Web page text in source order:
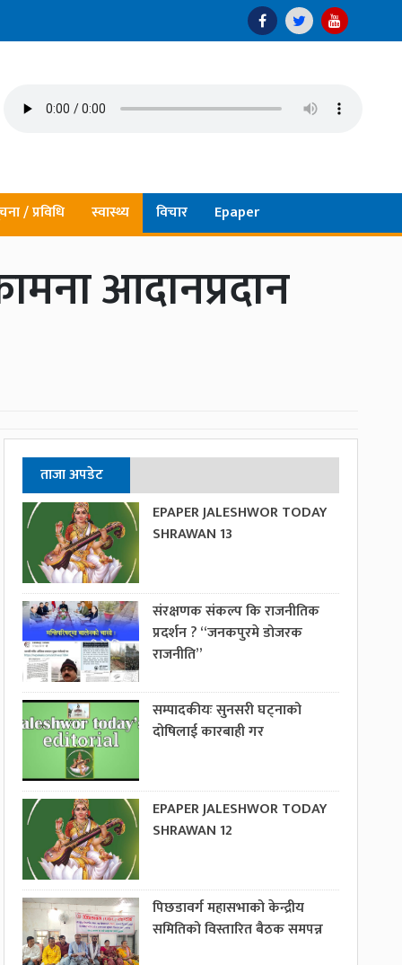
/ प्रविधि स्वास्थ्य विचार Epaper
आदानप्रदान
ताजा अपडेट
EPAPER JALESHWOR TODAY
SHRAWAN 13
संरक्षणक संकल्प कि राजनीतिक
प्रदर्शन ? “जनकपुरमे डोजरक
राजनीति”
सम्पादकीयः सुनसरी घट्नाको
दोषिलाई कारबाही गर
EPAPER JALESHWOR TODAY
SHRAWAN 12
पिछडावर्ग महासभाको केन्द्रीय
समितिको विस्तारित बैठक समपन्न